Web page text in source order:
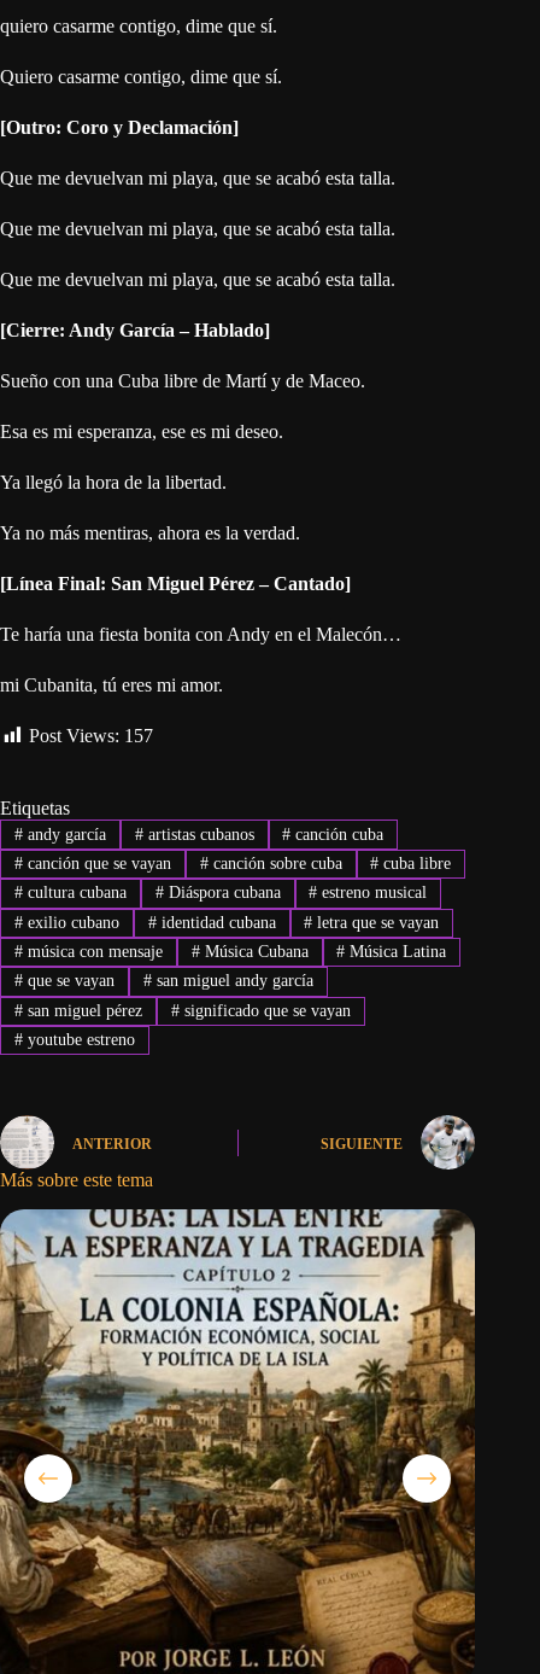
quiero casarme contigo, dime que sí.
Quiero casarme contigo, dime que sí.
[Outro: Coro y Declamación]
Que me devuelvan mi playa, que se acabó esta talla.
Que me devuelvan mi playa, que se acabó esta talla.
Que me devuelvan mi playa, que se acabó esta talla.
[Cierre: Andy García – Hablado]
Sueño con una Cuba libre de Martí y de Maceo.
Esa es mi esperanza, ese es mi deseo.
Ya llegó la hora de la libertad.
Ya no más mentiras, ahora es la verdad.
[Línea Final: San Miguel Pérez – Cantado]
Te haría una fiesta bonita con Andy en el Malecón…
mi Cubanita, tú eres mi amor.
Post Views: 157
Etiquetas
#andy garcía #artistas cubanos # canción cuba
#canción que se vayan #canción sobre cuba # cuba libre
#cultura cubana #Diáspora cubana # estreno musical
#exilio cubano #identidad cubana # letra que se vayan
#música con mensaje #Música Cubana # Música Latina
#que se vayan #san miguel andy garcía
#san miguel pérez #significado que se vayan
#youtube estreno
ANTERIOR SIGUIENTE
Más sobre este tema